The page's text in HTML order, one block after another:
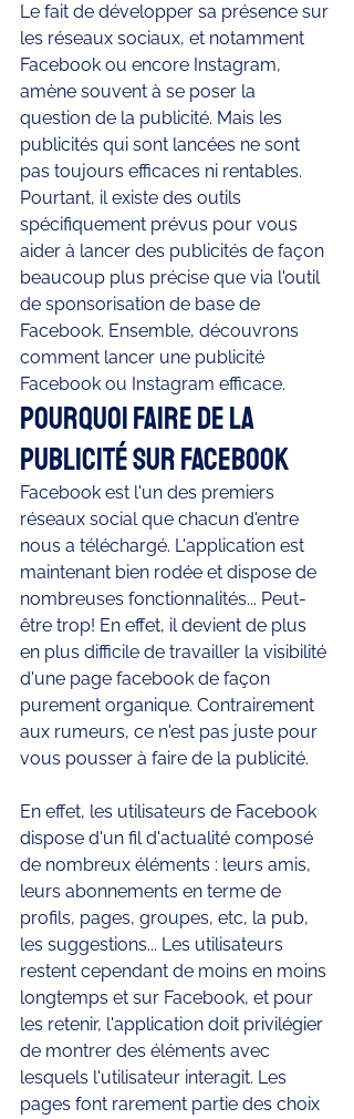
Le fait de développer sa présence sur
les réseaux sociaux, et notamment
Facebook ou encore Instagram,
amène souvent à se poser la
question de la publicité. Mais les
publicités qui sont lancées ne sont
pas toujours efficaces ni rentables.
Pourtant, il existe des outils
spécifiquement prévus pour vous
aider à lancer des publicités de façon
beaucoup plus précise que via l'outil
de sponsorisation de base de
Facebook. Ensemble, découvrons
comment lancer une publicité
Facebook ou Instagram efficace.
Pourquoi faire de la
publicité sur Facebook
Facebook est l'un des premiers
réseaux social que chacun d'entre
nous a téléchargé. L'application est
maintenant bien rodée et dispose de
nombreuses fonctionnalités... Peut-
être trop! En effet, il devient de plus
en plus difficile de travailler la visibilité
d'une page facebook de façon
purement organique. Contrairement
aux rumeurs, ce n'est pas juste pour
vous pousser à faire de la publicité.
En effet, les utilisateurs de Facebook
dispose d'un fil d'actualité composé
de nombreux éléments : leurs amis,
leurs abonnements en terme de
profils, pages, groupes, etc, la pub,
les suggestions... Les utilisateurs
restent cependant de moins en moins
longtemps et sur Facebook, et pour
les retenir, l'application doit privilégier
de montrer des éléments avec
lesquels l'utilisateur interagit. Les
pages font rarement partie des choix